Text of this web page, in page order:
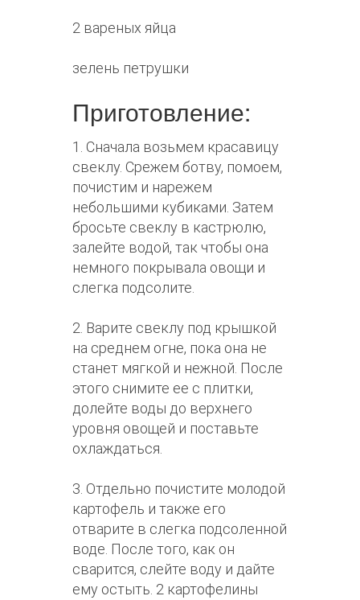
2 вареных яйца
зелень петрушки
Приготовление:
1. Сначала возьмем красавицу
свеклу. Срежем ботву, помоем,
почистим и нарежем
небольшими кубиками. Затем
бросьте свеклу в кастрюлю,
залейте водой, так чтобы она
немного покрывала овощи и
слегка подсолите.
2. Варите свеклу под крышкой
на среднем огне, пока она не
станет мягкой и нежной. После
этого снимите ее с плитки,
долейте воды до верхнего
уровня овощей и поставьте
охлаждаться.
3. Отдельно почистите молодой
картофель и также его
отварите в слегка подсоленной
воде. После того, как он
сварится, слейте воду и дайте
ему остыть. 2 картофелины